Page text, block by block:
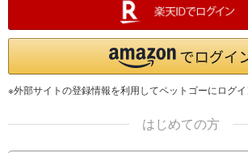
※外部サイトの登録情報を利用してペットゴーにログイ
はじめての方